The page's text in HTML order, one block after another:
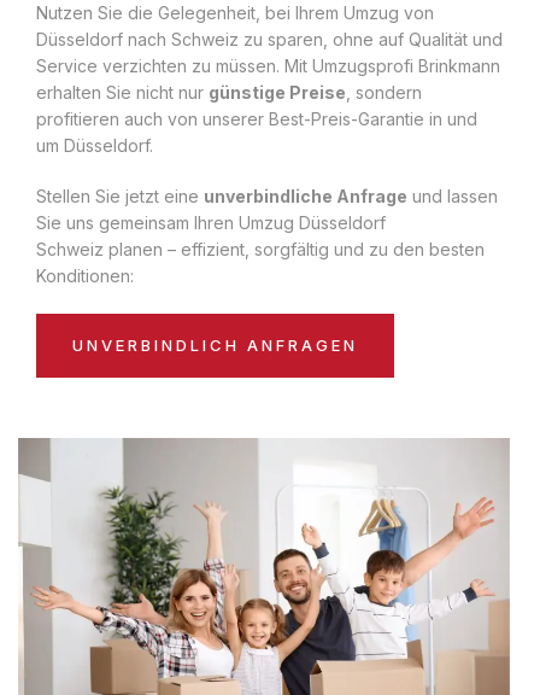
Nutzen Sie die Gelegenheit, bei Ihrem Umzug von
Düsseldorf nach Schweiz zu sparen, ohne auf Qualität und
Service verzichten zu müssen. Mit Umzugsprofi Brinkmann
erhalten Sie nicht nur günstige Preise , sondern
profitieren auch von unserer Best-Preis-Garantie in und
um Düsseldorf.
Stellen Sie jetzt eine unverbindliche Anfrage und lassen
Sie uns gemeinsam Ihren Umzug Düsseldorf
Schweiz planen – effizient, sorgfältig und zu den besten
Konditionen:
UNVERBINDLICH ANFRAGEN